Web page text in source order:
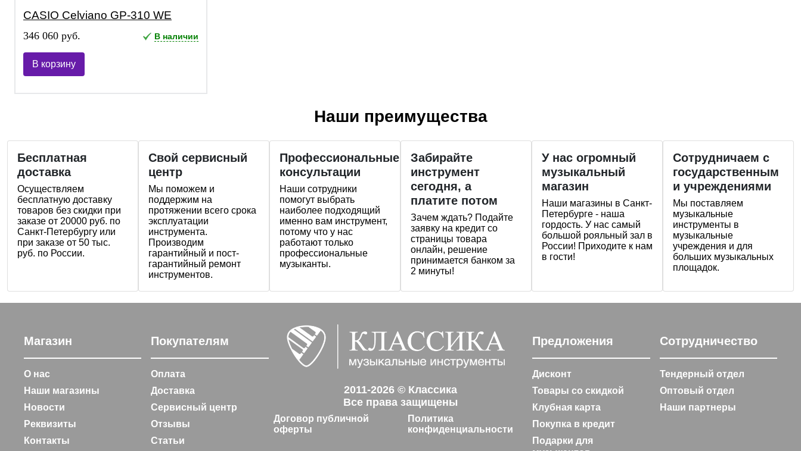
CASIO Celviano GP-310 WE
346 060 руб. В наличии
В корзину
Наши преимущества
Бесплатная
доставка
Осуществляем
бесплатную доставку
товаров без скидки при
заказе от 20000 руб. по
Санкт-Петербургу или
при заказе от 50 тыс.
руб. по России.
Свой сервисный
центр
Мы поможем и
поддержим на
протяжении всего срока
эксплуатации
инструмента.
Производим
гарантийный и пост-
гарантийный ремонт
инструментов.
Профессиональные
консультации
Наши сотрудники
помогут выбрать
наиболее подходящий
именно вам инструмент,
потому что у нас
работают только
профессиональные
музыканты.
Забирайте
инструмент
сегодня, а
платите потом
Зачем ждать? Подайте
заявку на кредит со
страницы товара
онлайн, решение
принимается банком за
2 минуты!
У нас огромный
музыкальный
магазин
Наши магазины в Санкт-
Петербурге - наша
гордость. У нас самый
большой рояльный зал в
России! Приходите к нам
в гости!
Сотрудничаем с
государственным
и учреждениями
Мы поставляем
музыкальные
инструменты в
музыкальные
учреждения и для
больших музыкальных
площадок.
Магазин
О нас
Наши магазины
Новости
Реквизиты
Контакты
Покупателям
Оплата
Доставка
Сервисный центр
Отзывы
Статьи
2011-2026 © Классика
Все права защищены
Договор публичной
оферты
Политика
конфиденциальности
Предложения
Дисконт
Товары со скидкой
Клубная карта
Покупка в кредит
Подарки для
Сотрудничество
Тендерный отдел
Оптовый отдел
Наши партнеры